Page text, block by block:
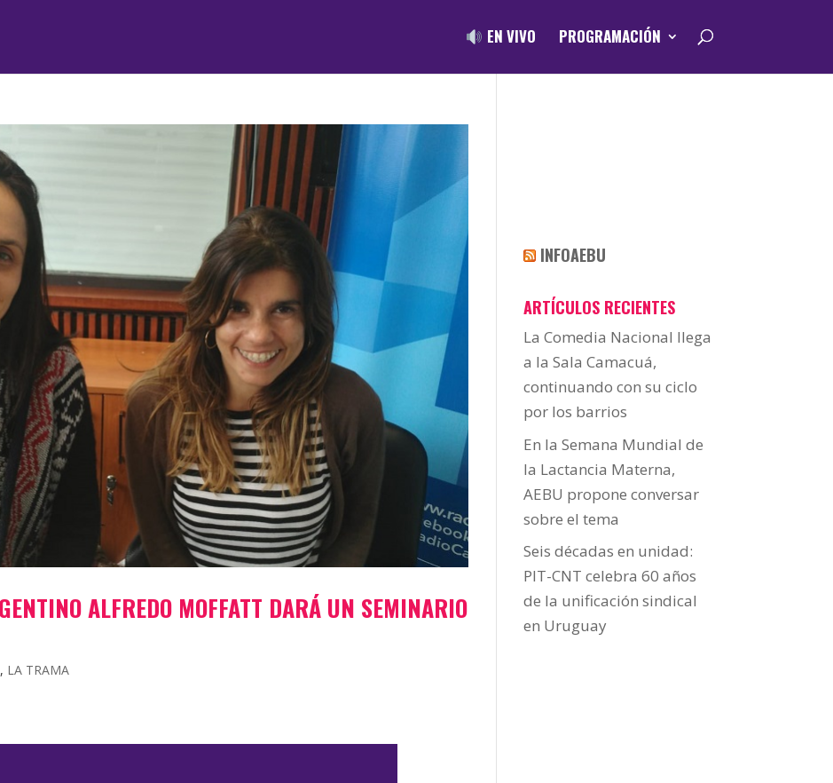
EN VIVO PROGRAMACIÓN
ALFREDO MOFFATT DARÁ UN SEMINARIO
, LA TRAMA
INFOAEBU
ARTÍCULOS RECIENTES
La Comedia Nacional llega
a la Sala Camacuá,
continuando con su ciclo
por los barrios
En la Semana Mundial de
la Lactancia Materna,
AEBU propone conversar
sobre el tema
Seis décadas en unidad:
PIT-CNT celebra 60 años
de la unificación sindical
en Uruguay